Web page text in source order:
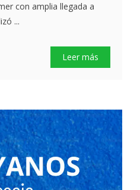
con amplia llegada a
...
Leer más